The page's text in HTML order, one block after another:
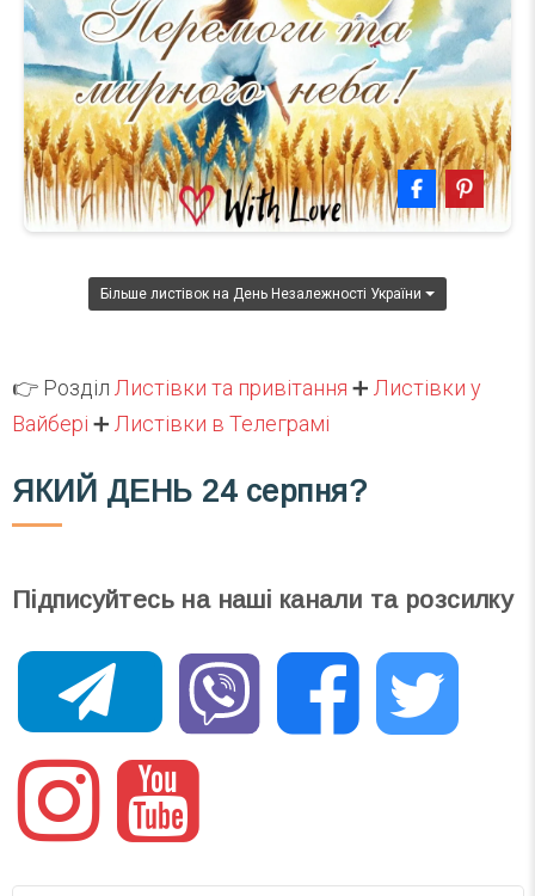
Більше листівок на День Незалежності України
👉 Розділ Листівки та привітання ➕ Листівки у
Вайбері ➕ Листівки в Телеграмі
ЯКИЙ ДЕНЬ 24 серпня?
Підписуйтесь на наші канали та розсилку